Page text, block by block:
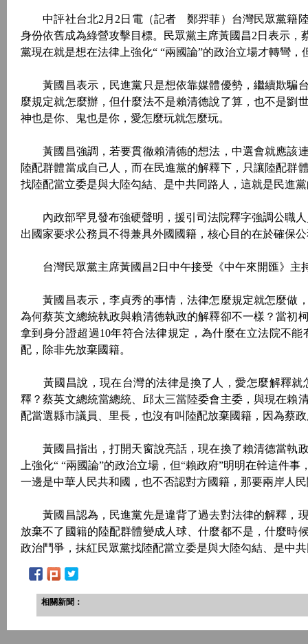
中評社台北2月2日電（記者 鄭羿菲）台灣民眾黨籍陸
身份依舊成為綠營攻擊目標。民眾黨主席黃國昌2日表示
黨現在就是想在法律上強化“ “兩國論”的政治立場才轉彎
黃國昌表示，民進黨只是想依靠媒體優勢，繼續欺騙
麼規定就怎麼辦，但什麼法不是賴清德說了算，也不是劉
神也是你、鬼也是你，愛怎麼玩就怎麼玩。
黃國昌強調，若要貫徹賴清德的想法，中選會就應該
陸配群體當成自己人，而在民進黨的解釋下，只讓陸配群
找陸配當立委是與大陸勾結、是中共同路人，這就是民進
內政部罕見發布強硬聲明，援引司法院釋字強調公職人
出國家要求公務員不得兼具外國國籍，核心目的在於確保
台灣民眾黨主席黃國昌2日中午接受《中午來開匯》主
黃國昌表示，李貞秀的事情，法律怎麼規定就怎麼做
為何蔡英文總統執政與賴清德執政的解釋卻不一樣？當初
拿到身分證超過10年符合法律規定，為什麼在立法院不
配，除非先放棄國籍。
黃國昌說，現在台灣的法律是換了人，愛怎麼解釋就
釋？蔡英文總統當總統、邱太三當陸委會主委，與現在賴
配當選縣市議員、里長，也沒有叫陸配放棄國籍，因為蔡
黃國昌指出，打開天窗說亮話，現在換了賴清德當執
上強化“ “兩國論”的政治立場，但“賴政府”明明在幹這件
一邊是中華人民共和國，也不否認對方國籍，那要兩岸人
黃國昌認為，民進黨先是違背了過去對法律的解釋，
放棄不了國籍的陸配群體變成人球、什麼都不是，什麼時
政治鬥爭，抹紅民眾黨找陸配當立委是與大陸勾結、是中
相關新聞：